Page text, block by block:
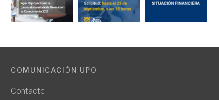
COMUNICACIÓN UPO
Contacto